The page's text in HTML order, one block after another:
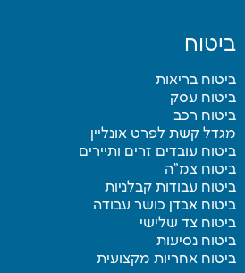
ביטוח
ביטוח בריאות
ביטוח עסק
ביטוח רכב
מגדל קשת לפרט אונליין
ביטוח עובדים זרים ותיירים
ביטוח צמ”ה
ביטוח עבודות קבלניות
ביטוח אבדן כושר עבודה
ביטוח צד שלישי
ביטוח נסיעות
ביטוח אחריות מקצועית